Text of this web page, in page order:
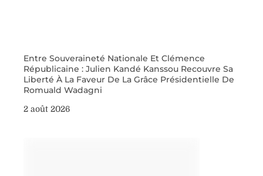
Entre Souveraineté Nationale Et Clémence
Républicaine : Julien Kandé Kanssou Recouvre Sa
Liberté À La Faveur De La Grâce Présidentielle De
Romuald Wadagni
2 août 2026